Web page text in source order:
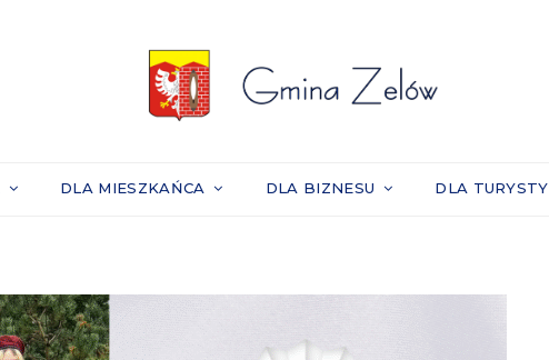
DLA MIESZKAŃCA DLA BIZNESU DLA TURYSTY